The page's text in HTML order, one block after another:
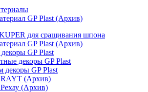
GP Plast (Архив)
для сращивания шпона
GP Plast (Архив)
GP Plast
декоры GP Plast
декоры GP Plast
RAYT (Архив)
(Архив)